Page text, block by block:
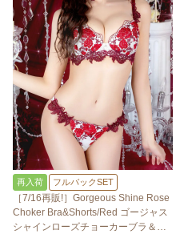
再入荷 フルバックSET
［7/16再販!］Gorgeous Shine Rose
Choker Bra&Shorts/Red ゴージャス
シャインローズチョーカーブラ＆シ